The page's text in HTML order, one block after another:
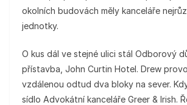
okolních budovách měly kanceláře
jednotky.
O kus dál ve stejné ulici stál Odborový
přístavba, John Curtin Hotel. Drew
vzdálenou odtud dva bloky na sever.
sídlo Advokátní kanceláře Greer & Irish.